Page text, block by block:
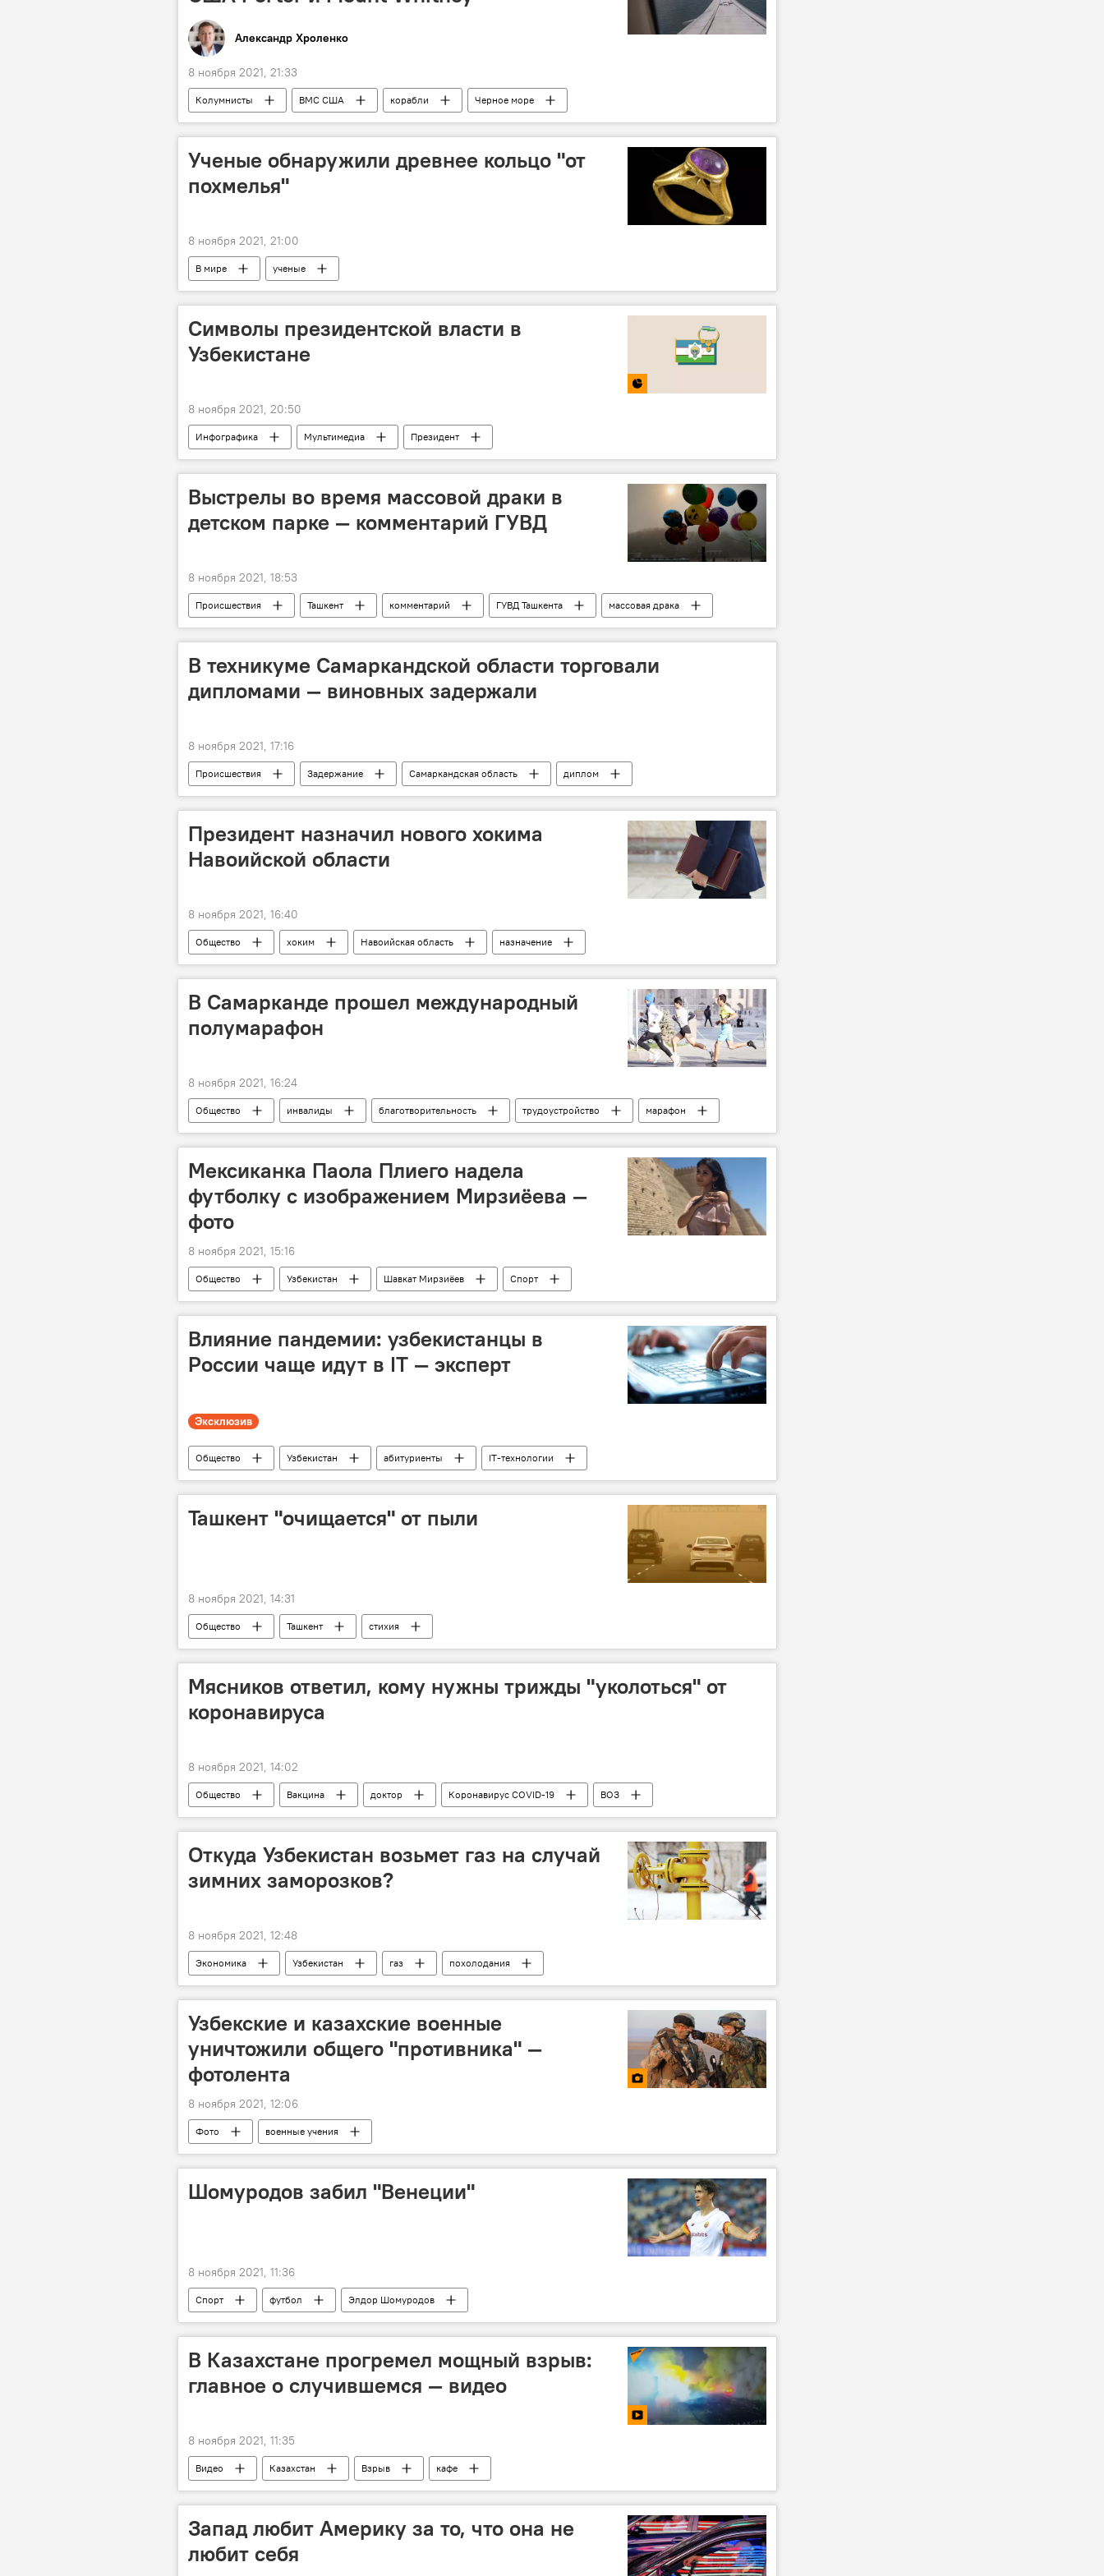
Александр Хроленко
8 ноября 2021, 21:33
Колумнисты ВМС США корабли Черное море
Ученые обнаружили древнее кольцо "от
похмелья"
8 ноября 2021, 21:00
В мире ученые
Символы президентской власти в
Узбекистане
8 ноября 2021, 20:50
Инфографика Мультимедиа Президент
Выстрелы во время массовой драки в
детском парке — комментарий ГУВД
8 ноября 2021, 18:53
Происшествия Ташкент комментарий ГУВД Ташкента
массовая драка
выстрел
В техникуме Самаркандской области торговали
дипломами — виновных задержали
8 ноября 2021, 17:16
Происшествия Задержание Самаркандская область диплом
Президент назначил нового хокима
Навоийской области
8 ноября 2021, 16:40
Общество хоким Навоийская область назначение
В Самарканде прошел международный
полумарафон
8 ноября 2021, 16:24
Общество инвалиды благотворительность трудоустройство
марафон
Самарканд
Мексиканка Паола Плиего надела
футболку с изображением Мирзиёева —
фото
8 ноября 2021, 15:16
Общество Узбекистан Шавкат Мирзиёев Спорт
Влияние пандемии: узбекистанцы в
России чаще идут в IT — эксперт
Эксклюзив
Общество Узбекистан абитуриенты IT-технологии
Ташкент "очищается" от пыли
8 ноября 2021, 14:31
Общество Ташкент стихия
Мясников ответил, кому нужны трижды "уколоться" от
коронавируса
8 ноября 2021, 14:02
Общество Вакцина доктор Коронавирус COVID-19 ВОЗ
Откуда Узбекистан возьмет газ на случай
зимних заморозков?
8 ноября 2021, 12:48
Экономика Узбекистан газ похолодания
Узбекские и казахские военные
уничтожили общего "противника" —
фотолента
8 ноября 2021, 12:06
Фото военные учения
Шомуродов забил "Венеции"
8 ноября 2021, 11:36
Спорт футбол Элдор Шомуродов
В Казахстане прогремел мощный взрыв:
главное о случившемся — видео
8 ноября 2021, 11:35
Видео Казахстан Взрыв кафе
Запад любит Америку за то, что она не
любит себя